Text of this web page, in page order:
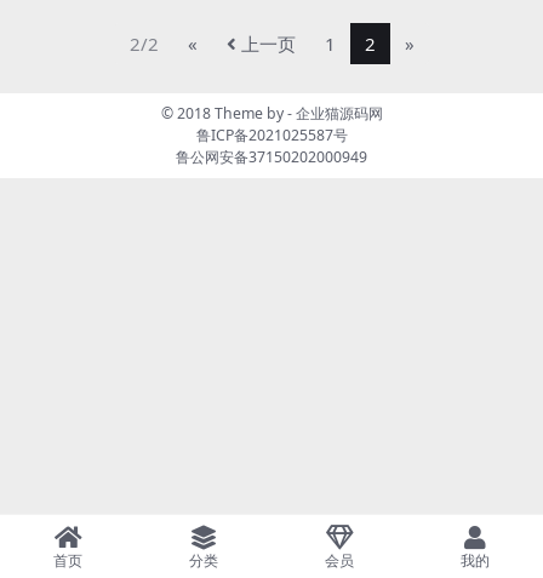
后台_安卓苹果IOS双端
新版多功能GM授权后台_安卓
苹果IOS双端
2/2 « 上一页 1 2 »
© 2018 Theme by -企业猫源码网
鲁ICP备2021025587号
鲁公网安备37150202000949
首页 分类 会员 我的